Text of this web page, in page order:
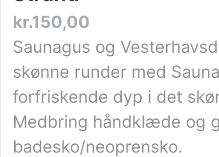
kr.150,00
Saunagus og
skønne runder med
forfriskende dyp i det
Medbring håndklæde og
badesko/neoprensko.